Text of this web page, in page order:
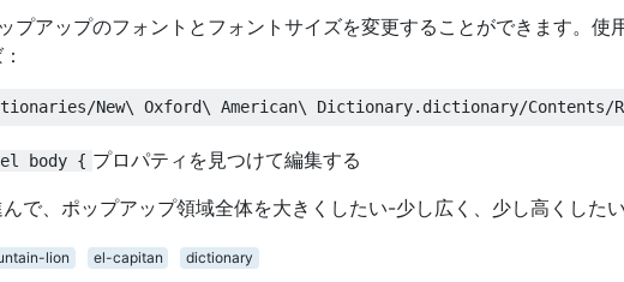
プアップのフォントとフォントサイズを変更することができます。使
body { プロパティを見つけて編集する
で、ポップアップ領域全体を大きくしたい-少し広く、少し高くした
lion el-capitan dictionary